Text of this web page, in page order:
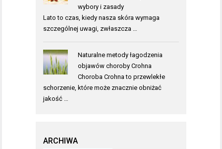
wybory i zasady
Lato to czas, kiedy nasza skóra wymaga
szczególnej uwagi, zwłaszcza …
Naturalne metody łagodzenia
objawów choroby Crohna
Choroba Crohna to przewlekłe
schorzenie, które może znacznie obniżać
jakość …
ARCHIWA